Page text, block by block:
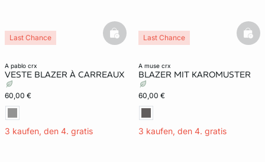
a pablo crx
VESTE BLAZER À CARREAUX
60,00 €
3 kaufen, den 4. gratis
Last Chance basketfull
a muse crx
BLAZER MIT KAROMUSTER
60,00 €
3 kaufen, den 4. gratis
Last Chance